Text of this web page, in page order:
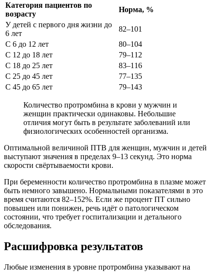
Категория пациентов по
возрасту
Норма, %
У детей с первого дня жизни до
6 лет
82–101
С 6 до 12 лет
80–104
С 12 до 18 лет
79–112
С 18 до 25 лет
83–116
С 25 до 45 лет
77–135
С 45 до 65 лет
79–143
Количество протромбина в крови у мужчин и
женщин практически одинаковы. Небольшие
отличия могут быть в результате заболеваний или
физиологических особенностей организма.
Оптимальной величиной ПТВ для женщин, мужчин и детей
выступают значения в пределах 9–13 секунд. Это норма
скорости свёртываемости крови.
При беременности количество протромбина в плазме может
быть немного завышено. Нормальными показателями в это
время считаются 82–152%. Если же процент ПТ сильно
повышен или понижен, речь идёт о патологическом
состоянии, что требует госпитализации и детального
обследования.
Расшифровка результатов
Любые изменения в уровне протромбина указывают на